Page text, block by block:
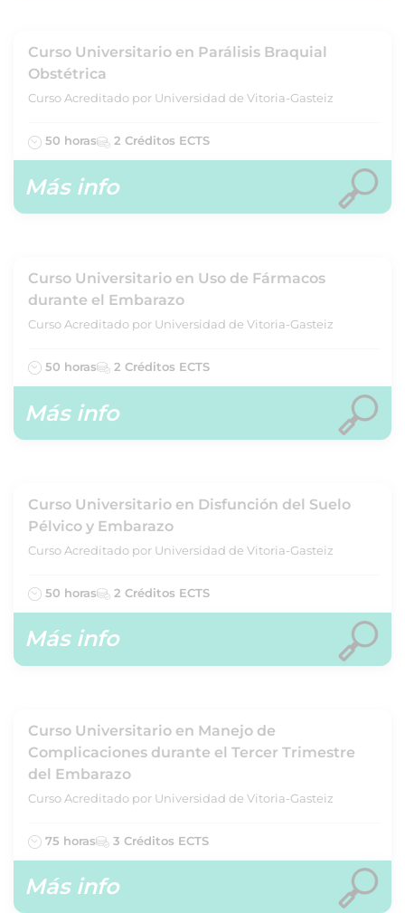
Curso Universitario en Parálisis Braquial
Obstétrica
Curso Acreditado por Universidad de Vitoria-Gasteiz
50 horas 2 Créditos ECTS
Más info
Curso Universitario en Uso de Fármacos
durante el Embarazo
Curso Acreditado por Universidad de Vitoria-Gasteiz
50 horas 2 Créditos ECTS
Más info
Curso Universitario en Disfunción del Suelo
Pélvico y Embarazo
Curso Acreditado por Universidad de Vitoria-Gasteiz
50 horas 2 Créditos ECTS
Más info
Curso Universitario en Manejo de
Complicaciones durante el Tercer Trimestre
del Embarazo
Curso Acreditado por Universidad de Vitoria-Gasteiz
75 horas 3 Créditos ECTS
Más info